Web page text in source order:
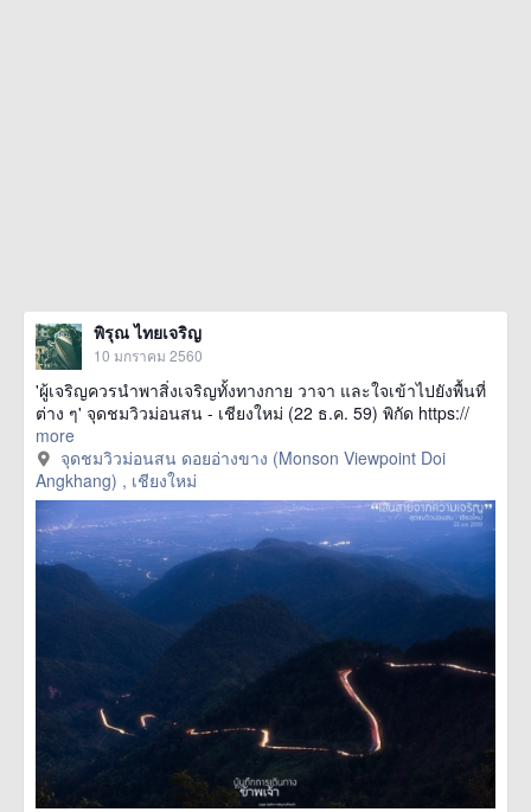
พิรุณ ไทยเจริญ
10 มกราคม 2560
'ผู้เจริญควรนำพาสิ่งเจริญทั้งทางกาย วาจา และใจเข้าไปยังพื้นที่
ต่าง ๆ' จุดชมวิวม่อนสน - เชียงใหม่ (22 ธ.ค. 59) พิกัด https://
more
จุดชมวิวม่อนสน ดอยอ่างขาง (Monson Viewpoint Doi
Angkhang) , เชียงใหม่